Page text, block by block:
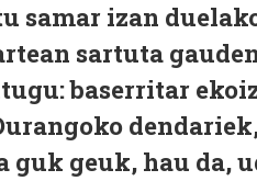
samar izan
sartuta
baserritar
guk geuk, hau da,